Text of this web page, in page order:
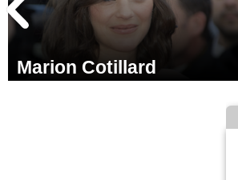
Marion Cotillard